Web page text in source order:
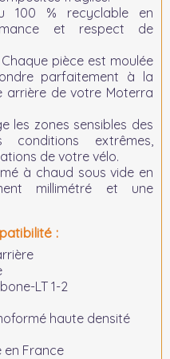
100 % recyclable en
et respect de
Chaque pièce est moulée
parfaitement à la
arrière de votre Moterra
les zones sensibles des
extrêmes,
de votre vélo.
à chaud sous vide en
millimétré et une
:
LT 1-2
haute densité
en France